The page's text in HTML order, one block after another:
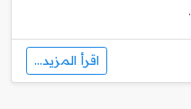
اقرأ المزيد...